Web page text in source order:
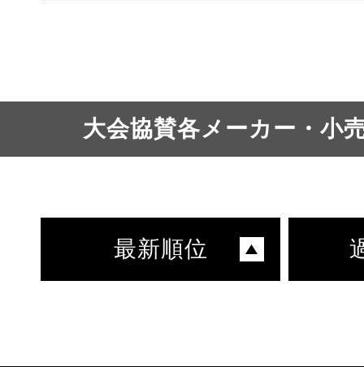
大会協賛各メーカー・小
最新順位